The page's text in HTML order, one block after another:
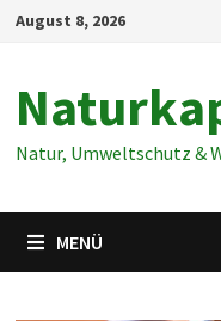
Zum
August 8, 2026
Natur, Umweltschutz &
MENÜ